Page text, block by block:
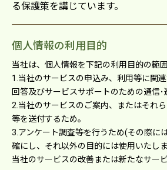
る保護策を講じています。
個⼈情報の利⽤⽬的
当社は、個⼈情報を下記の利⽤⽬的の範
1.当社のサービスの申込み、利用等に関
回答及びサービスサポートのための通信･
2.当社のサービスのご案内、またはそれ
等を送付するため。
3.アンケート調査等を行うため(その際に
確にし、それ以外の目的には使用いたしま
当社のサービスの改善または新たなサー